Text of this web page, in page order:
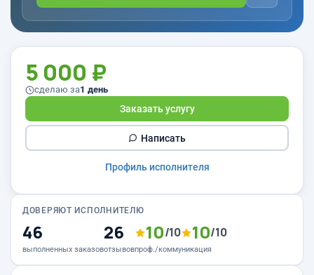
5 000 ₽
сделаю за1 день
Заказать услугу
Написать
Профиль исполнителя
ДОВЕРЯЮТ ИСПОЛНИТЕЛЮ
46
выполненных заказов
26
отзывов
10/10 10/10
проф./коммуникация